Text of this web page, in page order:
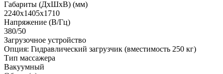
Габариты (ДхШхВ) (мм)
2240х1405х1710
Напряжение (В/Гц)
380/50
Загрузочное устройство
Опция: Гидравлический загрузчик (вместимость 250 кг)
Тип массажера
Вакуумный